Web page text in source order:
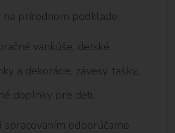
na prírodnom podklade.
vankúše, detské
a dekorácie, závesy, tašky,
doplnky pre deti.
spracovaním odporúčame